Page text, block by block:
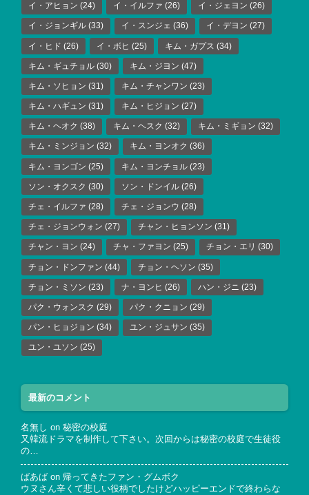
イ・アヒョン (24) イ・イルファ (26) イ・ジェヨン (26)
イ・ジョンギル (33) イ・スンジェ (36) イ・デヨン (27)
イ・ヒド (26) イ・ボヒ (25) キム・ガプス (34)
キム・ギュチョル (30) キム・ジヨン (47)
キム・ソヒョン (31) キム・チャンワン (23)
キム・ハギュン (31) キム・ヒジョン (27)
キム・ヘオク (38) キム・ヘスク (32) キム・ミギョン (32)
キム・ミンジョン (32) キム・ヨンオク (36)
キム・ヨンゴン (25) キム・ヨンチョル (23)
ソン・オクスク (30) ソン・ドンイル (26)
チェ・イルファ (28) チェ・ジョンウ (28)
チェ・ジョンウォン (27) チャン・ヒョンソン (31)
チャン・ヨン (24) チャ・ファヨン (25) チョン・エリ (30)
チョン・ドンファン (44) チョン・ヘソン (35)
チョン・ミソン (23) ナ・ヨンヒ (26) ハン・ジニ (23)
パク・ウォンスク (29) パク・クニョン (29)
パン・ヒョジョン (34) ユン・ジュサン (35)
ユン・ユソン (25)
最新のコメント
名無し on 秘密の校庭
又韓流ドラマを制作して下さい。次回からは秘密の校庭で生徒役
の…
ばあば on 帰ってきたファン・グムボク
ウヌさん辛くて悲しい役柄でしたけどハッピーエンドで終わらな